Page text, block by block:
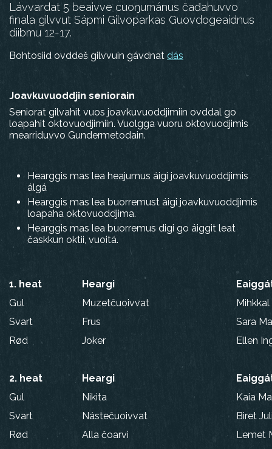
Lávvardat 5 beaivve cuoŋumánus čađahuvvo
finala gilvvut Sápmi Gilvoparkas Guovdogeaidnus
diibmu 12-17.
Bohtosiid ovddeš gilvvuin gávdnat dás
Joavkuvuoddjin seniorain
Seniorat gilvahit vuos joavkuvuoddjimiin ovddal go
loapahit oktovuodjimiin. Vuolgga vuoru oktovuodjimis
mearriduvvo Gundermetodain.
Hearggis mas lea heajumus áigi joavkuvuoddjimis
álgá
Hearggis mas lea buorremust áigi joavkuvuoddjimis
loapaha oktovuoddjima.
Hearggis mas lea buorremus digi go áiggit leat
časkkun oktii, vuoitá.
1. heat Heargi
Gul
Muzetčuoivvat
Svart
Frus
Sara
Rød
Joker Ellen
2. heat Heargi
Gul
Nikita
Kaia
Svart
Nástečuoivvat
Biret
Rød
Alla čoarvi Lemet